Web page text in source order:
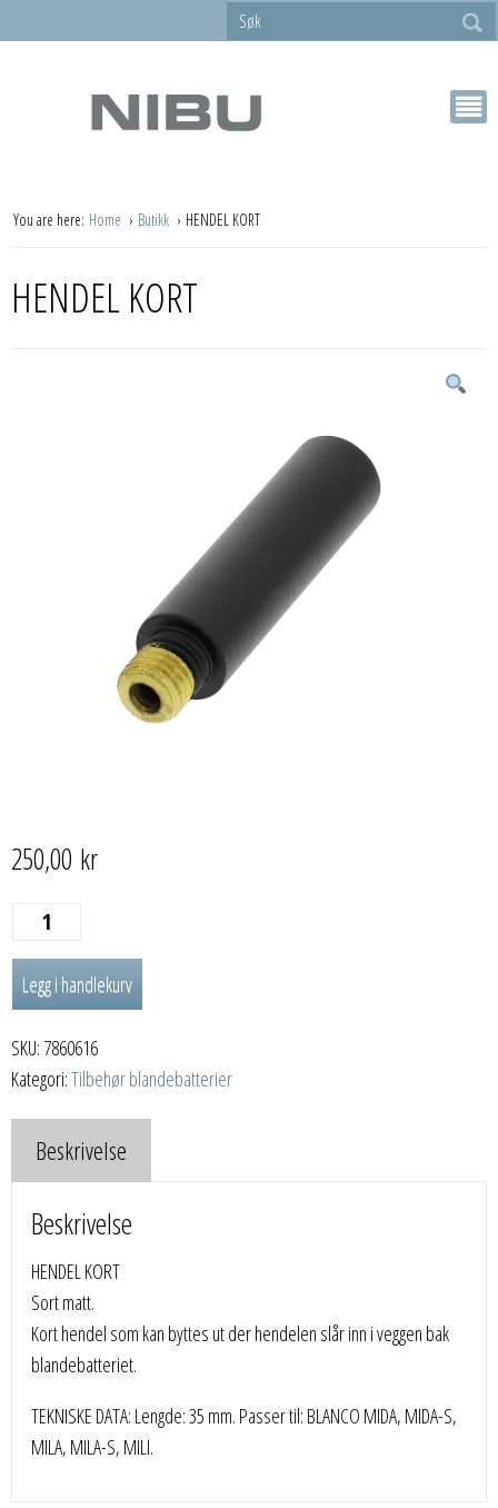
You are here: Home Butikk HENDEL KORT
HENDEL KORT
250,00 kr
HENDEL
KORT
antall
Legg i handlekurv
SKU: 7860616
Kategori:Tilbehør blandebatterier
Beskrivelse
Beskrivelse
HENDEL KORT
Sort matt.
Kort hendel som kan byttes ut der hendelen slår inn i veggen bak
blandebatteriet.
TEKNISKE DATA: Lengde: 35 mm. Passer til: BLANCO MIDA, MIDA-S,
MILA, MILA-S, MILI.